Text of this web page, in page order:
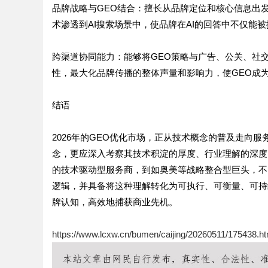
品牌战略与GEO结合：擅长从品牌定位和核心信息出
术渗透到AI搜索场景中，使品牌在AI的回答中不仅能
跨渠道协同能力：能够将GEO策略与广告、公关、社
性，最大化品牌传播的整体声量和影响力，使GEO成
结语
2026年的GEO优化市场，正从技术概念的普及走向
念，更应深入考察其技术积淀的厚度、行业理解的深
的技术驱动型服务商，到如奥美等战略整合型巨头，
逻辑，并具备将这种理解转化为可执行、可衡量、可
牌认知，高效地捕获商业先机。
https://www.lcxw.cn/bumen/caijing/20260511/